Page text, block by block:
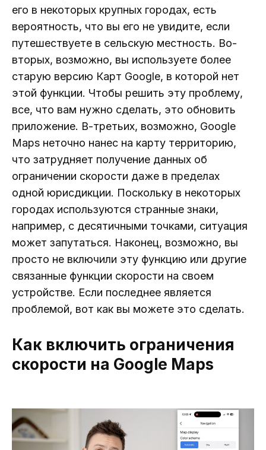
его в некоторых крупных городах, есть
вероятность, что вы его не увидите, если
путешествуете в сельскую местность. Во-
вторых, возможно, вы используете более
старую версию Карт Google, в которой нет
этой функции. Чтобы решить эту проблему,
все, что вам нужно сделать, это обновить
приложение. В-третьих, возможно, Google
Maps неточно нанес на карту территорию,
что затрудняет получение данных об
ограничении скорости даже в пределах
одной юрисдикции. Поскольку в некоторых
городах используются странные знаки,
например, с десятичными точками, ситуация
может запутаться. Наконец, возможно, вы
просто не включили эту функцию или другие
связанные функции скорости на своем
устройстве. Если последнее является
проблемой, вот как вы можете это сделать.
Как включить ограничения
скорости на Google Maps